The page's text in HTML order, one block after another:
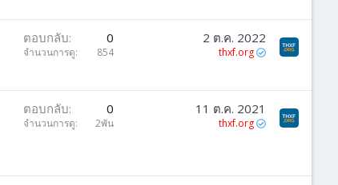
ตอบกลับ 0
จำนวนการดู 854
2 ต.ค. 2022
thxf.org
ตอบกลับ 0
จำนวนการดู 2พัน
11 ต.ค. 2021
thxf.org